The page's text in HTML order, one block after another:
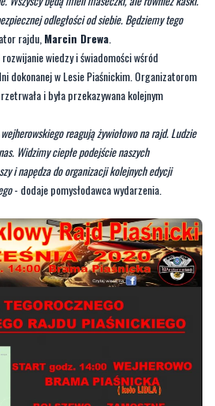
wiedzy i świadomości wśród
dokonanej w Lesie Piaśnickim. Organizatorom
i była przekazywana kolejnym
reagują żywiołowo na rajd. Ludzie
Widzimy ciepłe podejście naszych
i napędza do organizacji kolejnych edycji
- dodaje pomysłodawca wydarzenia.
FOT. MAT. PRAS.